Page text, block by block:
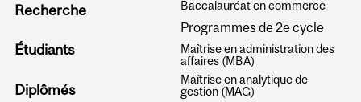
Recherche
Étudiants
Diplômés
Baccalauréat en commerce
Programmes de 2e cycle
Maîtrise en administration des
affaires (MBA)
Maîtrise en analytique de
gestion (MAG)